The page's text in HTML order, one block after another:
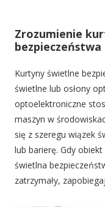
Zrozumienie
bezpieczeństwa
Kurtyny świetlne
świetlne lub osłony
optoelektroniczne
maszyn w
się z szeregu wiązek
lub barierę. Gdy
świetlna
zatrzymały,